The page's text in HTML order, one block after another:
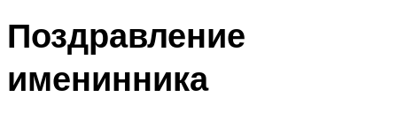
Поздравление
именинника